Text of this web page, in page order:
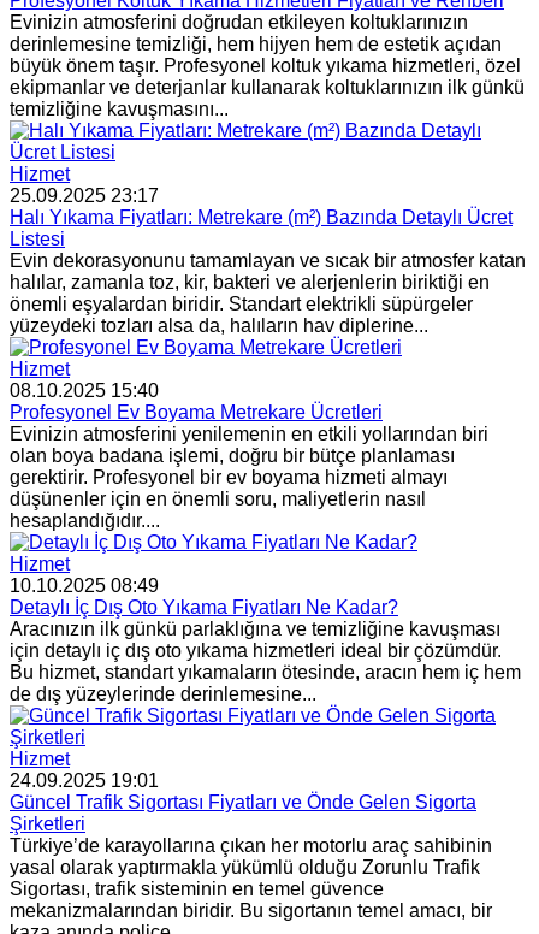
Evinizin atmosferini doğrudan etkileyen koltuklarınızın
derinlemesine temizliği, hem hijyen hem de estetik açıdan
büyük önem taşır. Profesyonel koltuk yıkama hizmetleri, özel
ekipmanlar ve deterjanlar kullanarak koltuklarınızın ilk günkü
temizliğine kavuşmasını...
Hizmet
25.09.2025 23:17
Halı Yıkama Fiyatları: Metrekare (m²) Bazında Detaylı Ücret
Listesi
Evin dekorasyonunu tamamlayan ve sıcak bir atmosfer katan
halılar, zamanla toz, kir, bakteri ve alerjenlerin biriktiği en
önemli eşyalardan biridir. Standart elektrikli süpürgeler
yüzeydeki tozları alsa da, halıların hav diplerine...
Hizmet
08.10.2025 15:40
Profesyonel Ev Boyama Metrekare Ücretleri
Evinizin atmosferini yenilemenin en etkili yollarından biri
olan boya badana işlemi, doğru bir bütçe planlaması
gerektirir. Profesyonel bir ev boyama hizmeti almayı
düşünenler için en önemli soru, maliyetlerin nasıl
hesaplandığıdır....
Hizmet
10.10.2025 08:49
Detaylı İç Dış Oto Yıkama Fiyatları Ne Kadar?
Aracınızın ilk günkü parlaklığına ve temizliğine kavuşması
için detaylı iç dış oto yıkama hizmetleri ideal bir çözümdür.
Bu hizmet, standart yıkamaların ötesinde, aracın hem iç hem
de dış yüzeylerinde derinlemesine...
Hizmet
24.09.2025 19:01
Güncel Trafik Sigortası Fiyatları ve Önde Gelen Sigorta
Şirketleri
Türkiye’de karayollarına çıkan her motorlu araç sahibinin
yasal olarak yaptırmakla yükümlü olduğu Zorunlu Trafik
Sigortası, trafik sisteminin en temel güvence
mekanizmalarından biridir. Bu sigortanın temel amacı, bir